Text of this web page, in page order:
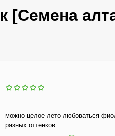
[Семена
можно целое лето любоваться
разных оттенков